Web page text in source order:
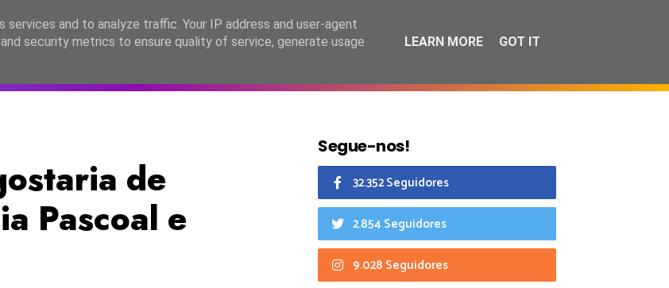
EASC2026 PORTUGAL LANÇAMENTOS ESPECIAIS CALENDÁRIO
de
Pascoal e
Segue-nos!
32.352 Seguidores
2.854 Seguidores
9.028 Seguidores
and to analyze traffic. Your IP address and user-agent
security metrics to ensure quality of service, generate usage
LEARN MORE GOT IT